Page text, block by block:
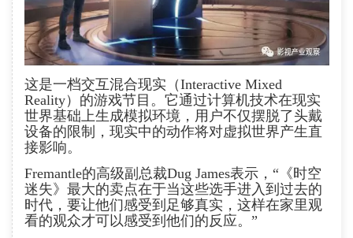
这是一档交互混合现实（Interactive Mixed
Reality）的游戏节目。它通过计算机技术在现实
世界基础上生成模拟环境，用户不仅摆脱了头戴
设备的限制，现实中的动作将对虚拟世界产生直
接影响。
Fremantle的高级副总裁Dug James表示，“《时空
迷失》最大的卖点在于当这些选手进入到过去的
时代，要让他们感受到足够真实，这样在家里观
看的观众才可以感受到他们的反应。”